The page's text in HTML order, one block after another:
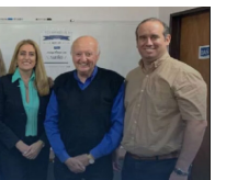
de
de
CNP